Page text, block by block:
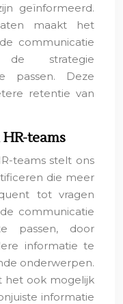
geïnformeerd.
maakt het
communicatie
strategie
passen. Deze
retentie van
teams
teams stelt ons
die meer
tot vragen
communicatie
passen, door
informatie te
onderwerpen.
het ook mogelijk
informatie